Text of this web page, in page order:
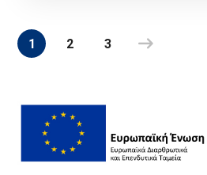
1 2 3